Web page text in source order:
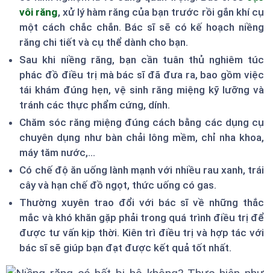
vôi răng, xử lý hàm răng của bạn trước rồi gắn khí cụ
một cách chắc chắn. Bác sĩ sẽ có kế hoạch niềng
răng chi tiết và cụ thể dành cho bạn.
Sau khi niềng răng, bạn cần tuân thủ nghiêm túc
phác đồ điều trị mà bác sĩ đã đưa ra, bao gồm việc
tái khám đúng hẹn, vệ sinh răng miệng kỹ lưỡng và
tránh các thực phẩm cứng, dính.
Chăm sóc răng miệng đúng cách bằng các dụng cụ
chuyên dụng như bàn chải lông mềm, chỉ nha khoa,
máy tăm nước,...
Có chế độ ăn uống lành mạnh với nhiều rau xanh, trái
cây và hạn chế đồ ngọt, thức uống có gas.
Thường xuyên trao đổi với bác sĩ về những thắc
mắc và khó khăn gặp phải trong quá trình điều trị để
được tư vấn kịp thời. Kiên trì điều trị và hợp tác với
bác sĩ sẽ giúp bạn đạt được kết quả tốt nhất.